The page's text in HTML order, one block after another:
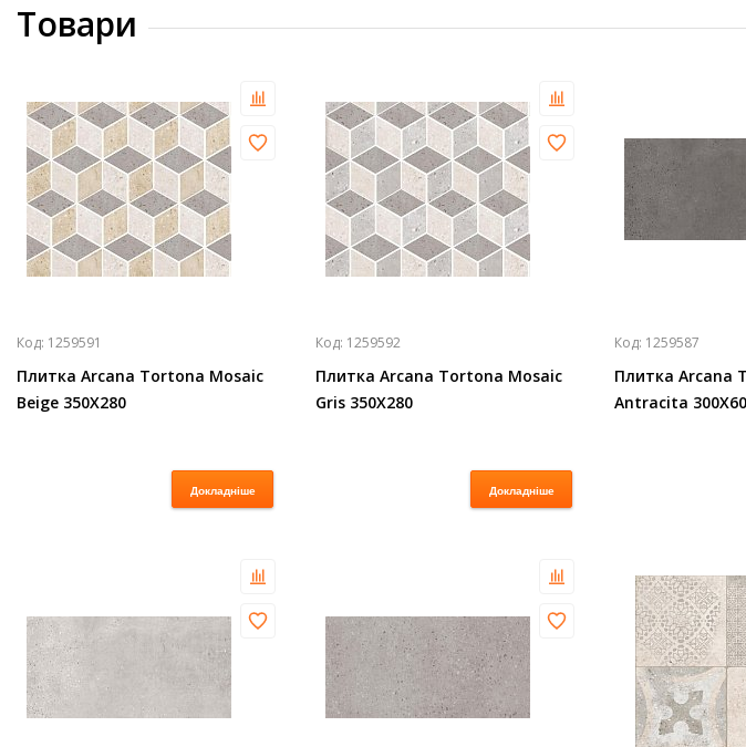
Товари
Код: 1259591
Плитка Arcana Tortona Mosaic
Beige 350X280
Докладніше
Код: 1259592
Плитка Arcana Tortona Mosaic
Gris 350X280
Докладніше
Код: 1259587
Плитка Arcana
Antracita